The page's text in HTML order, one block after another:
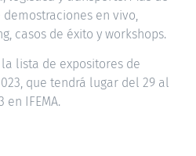
en vivo,
casos de éxito y workshops.
lista de expositores de
que tendrá lugar del 29 al
en IFEMA.